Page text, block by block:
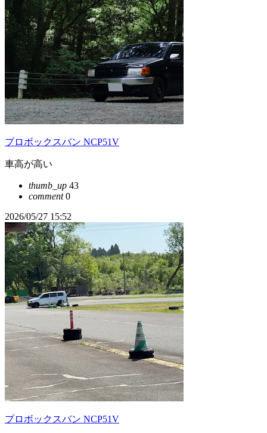
プロボックスバン NCP51V
車高が高い
thumb_up 43
comment0
2026/05/27 15:52
プロボックスバン NCP51V